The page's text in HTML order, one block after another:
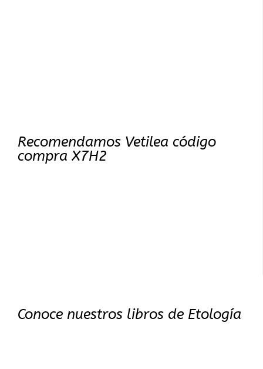
Recomendamos Vetilea código
compra X7H2
Conoce nuestros libros de Etología